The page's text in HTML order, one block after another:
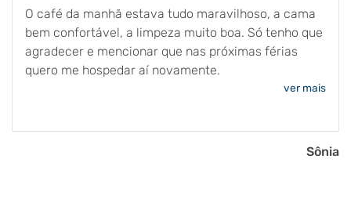
O café da manhã estava tudo maravilhoso, a cama
bem confortável, a limpeza muito boa. Só tenho que
agradecer e mencionar que nas próximas férias
quero me hospedar aí novamente.
ver mais
Sônia